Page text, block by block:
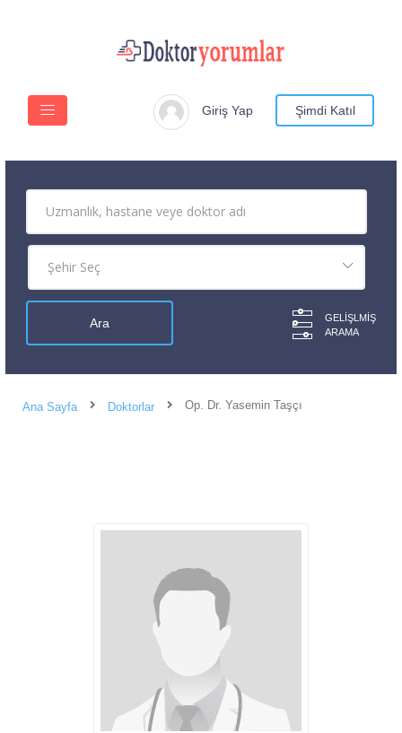
Giriş Yap Şimdi Katıl
GELIŞLMIŞ
ARAMA
Ana Sayfa Doktorlar Op. Dr. Yasemin Taşçı